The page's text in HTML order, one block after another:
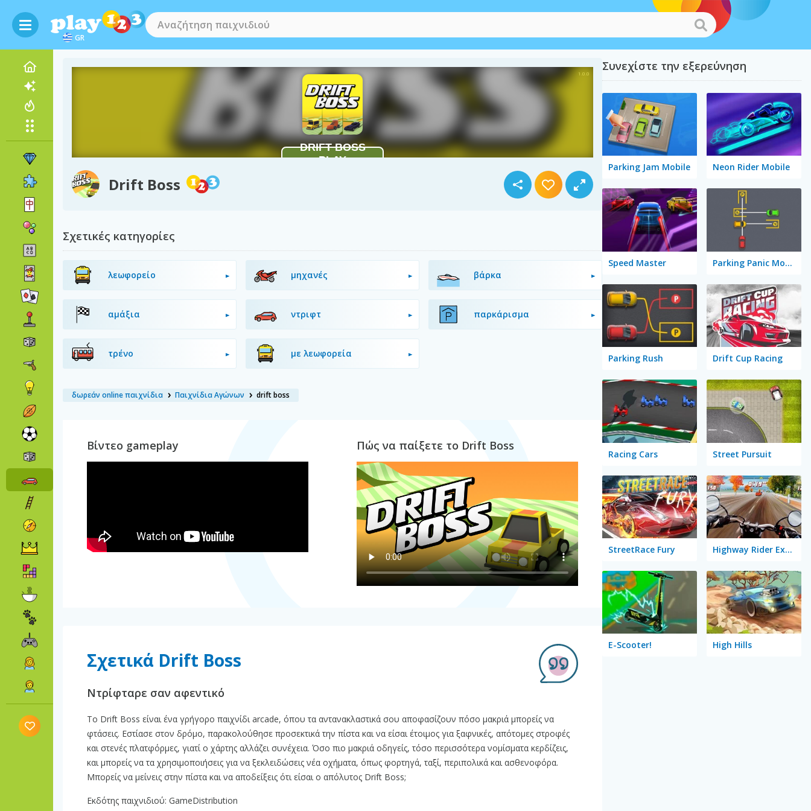
GR
Drift Boss
Σχετικές κατηγορίες
λεωφορείο μηχανές βάρκα
αμάξια ντριφτ παρκάρισμα
τρένο με λεωφορεία
δωρεάν online παιχνίδια Παιχνίδια Αγώνων drift boss
Βίντεο gameplay Πώς να παίξετε το Drift Boss
Σχετικά Drift Boss
Ντρίφταρε σαν αφεντικό
Το Drift Boss είναι ένα γρήγορο παιχνίδι arcade, όπου τα αντανακλαστικά σου αποφασίζουν πόσο μακριά μπορείς να
φτάσεις. Εστίασε στον δρόμο, παρακολούθησε προσεκτικά την πίστα και να είσαι έτοιμος για ξαφνικές, απότομες στροφές
και στενές πλατφόρμες, γιατί ο χάρτης αλλάζει συνέχεια. Όσο πιο μακριά οδηγείς, τόσο περισσότερα νομίσματα κερδίζεις,
και μπορείς να τα χρησιμοποιήσεις για να ξεκλειδώσεις νέα οχήματα, όπως φορτηγά, ταξί, περιπολικά και ασθενοφόρα.
Μπορείς να μείνεις στην πίστα και να αποδείξεις ότι είσαι ο απόλυτος Drift Boss;
Εκδότης παιχνιδιού: GameDistribution
Συνεχίστε την εξερεύνηση
Parking Jam Mobile Neon Rider Mobile
Speed Master Parking Panic Mobile
Parking Rush Drift Cup Racing
Racing Cars Street Pursuit
StreetRace Fury Highway Rider Extreme
E-Scooter! High Hills